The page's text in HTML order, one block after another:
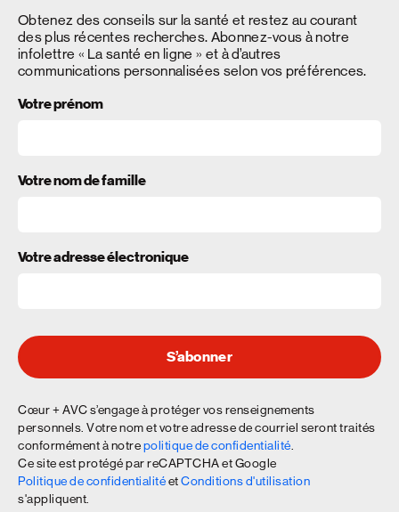
Obtenez des conseils sur la santé et restez au courant
des plus récentes recherches. Abonnez-vous à notre
infolettre « La santé en ligne » et à d’autres
communications personnalisées selon vos préférences.
Votre prénom
Votre nom de famille
Votre adresse électronique
S’abonner
Cœur + AVC s’engage à protéger vos renseignements
personnels. Votre nom et votre adresse de courriel seront traités
conformément à notrepolitique de confidentialité
Ce site est protégé par reCAPTCHA et Google
Politique de confidentialitéetConditions d'utilisation
s'appliquent.